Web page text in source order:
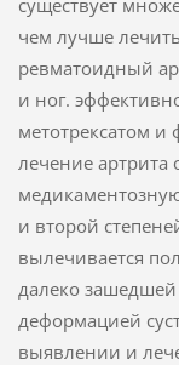
чем лучше
ревматоидный
и ног.
метотрексатом
лечение артрита
и второй
вылечивается
далеко зашедшей
деформацией
выявлении и